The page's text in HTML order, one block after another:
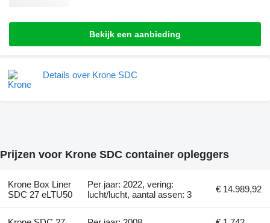
Bekijk een aanbieding
Details over Krone SDC
Prijzen voor Krone SDC container opleggers
Krone Box Liner
SDC 27 eLTU50
Per jaar: 2022, vering:
lucht/lucht, aantal assen: 3
€ 14.989,92